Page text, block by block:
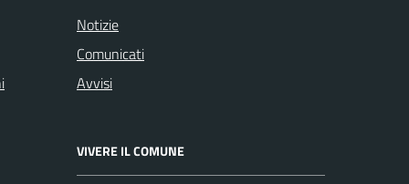
Notizie
Comunicati
Avvisi
VIVERE IL COMUNE